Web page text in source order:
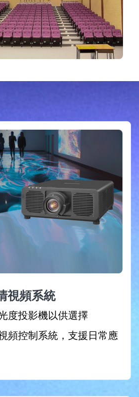
視頻系統
度投影機以供選擇
頻控制系統，支援日常應